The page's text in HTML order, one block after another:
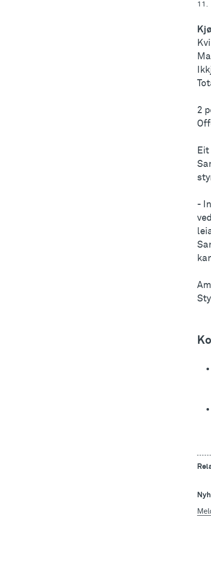
11.
2
-